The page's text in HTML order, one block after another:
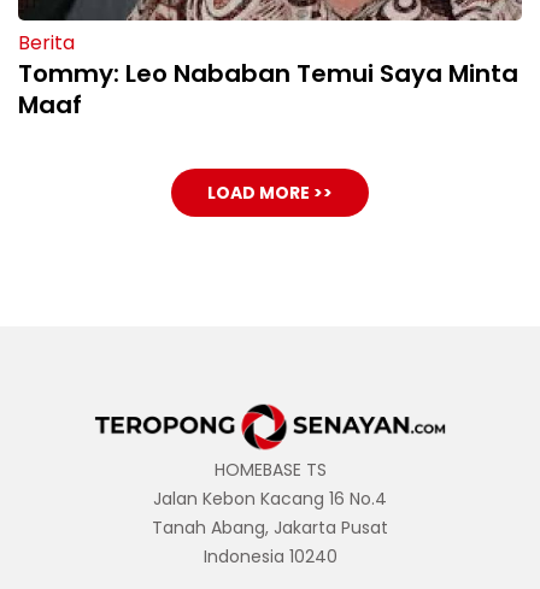
Berita
Tommy: Leo Nababan Temui Saya Minta
Maaf
LOAD MORE >>
HOMEBASE TS
Jalan Kebon Kacang 16 No.4
Tanah Abang, Jakarta Pusat
Indonesia 10240